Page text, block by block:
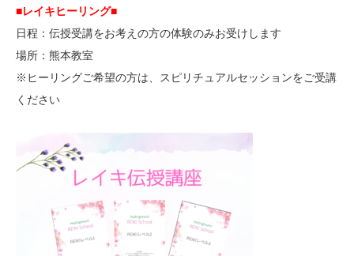
■レイキヒーリング■
日程：伝授受講をお考えの方の体験のみお受けします
場所：熊本教室
※ヒーリングご希望の方は、スピリチュアルセッションをご受講
ください